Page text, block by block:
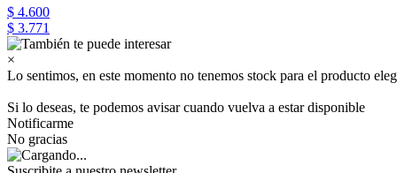
$ 4.600
$ 3.771
×
Lo sentimos, en este momento no tenemos stock para el producto
Si lo deseas, te podemos avisar cuando vuelva a estar disponible
Notificarme
No gracias